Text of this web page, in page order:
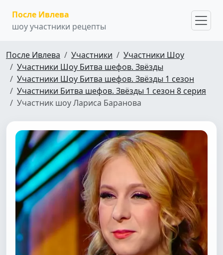
После Ивлева
шоу участники рецепты
После Ивлева Участники
Участники Шоу
Участники Шоу Битва шефов. Звёзды
Участники Шоу Битва шефов. Звёзды 1 сезон
Участники Битва шефов. Звёзды 1 сезон 8 серия
Участник шоу Лариса Баранова